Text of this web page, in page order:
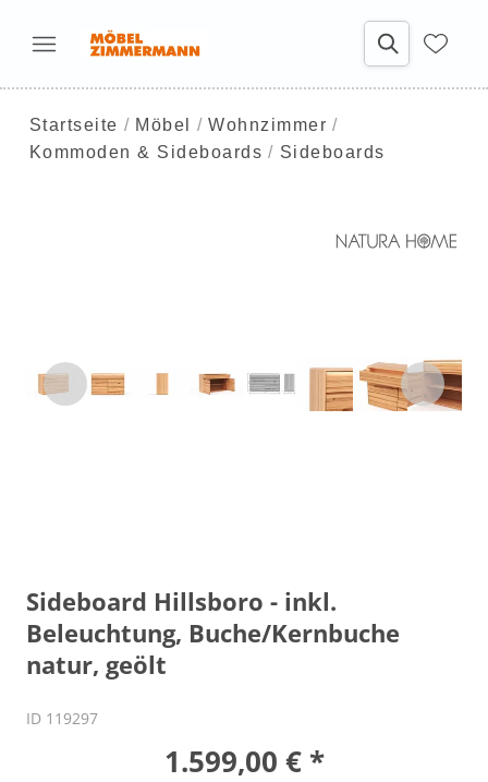
Startseite Möbel
Wohnzimmer
Kommoden & Sideboards
Sideboards
Sideboard Hillsboro - inkl.
Beleuchtung, Buche/Kernbuche
natur, geölt
ID 119297
1.599,00 € *